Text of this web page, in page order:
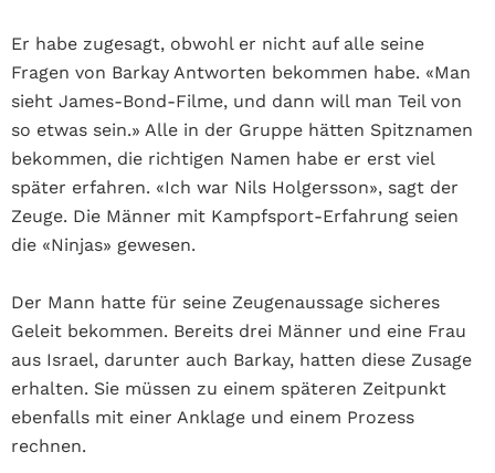
Er habe zugesagt, obwohl er nicht auf alle seine
Fragen von Barkay Antworten bekommen habe. «Man
sieht James-Bond-Filme, und dann will man Teil von
so etwas sein.» Alle in der Gruppe hätten Spitznamen
bekommen, die richtigen Namen habe er erst viel
später erfahren. «Ich war Nils Holgersson», sagt der
Zeuge. Die Männer mit Kampfsport-Erfahrung seien
die «Ninjas» gewesen.
Der Mann hatte für seine Zeugenaussage sicheres
Geleit bekommen. Bereits drei Männer und eine Frau
aus Israel, darunter auch Barkay, hatten diese Zusage
erhalten. Sie müssen zu einem späteren Zeitpunkt
ebenfalls mit einer Anklage und einem Prozess
rechnen.